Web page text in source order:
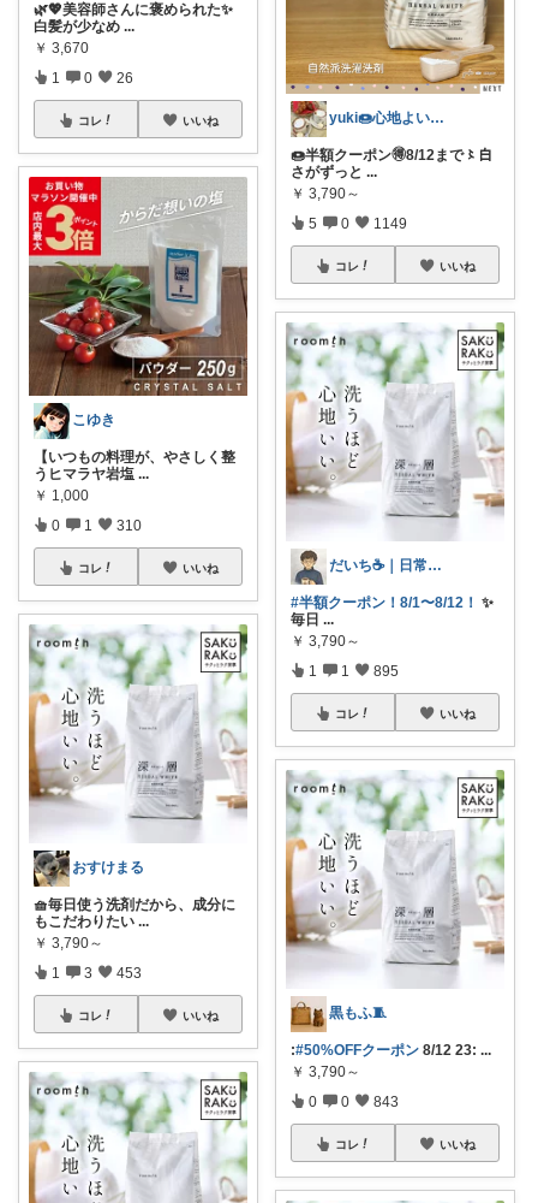
🌿💖美容師さんに褒められた✨
白髪が少なめ ...
￥ 3,670
1 0 26
コレ いいね
こゆき
【いつもの料理が、やさしく整
うヒマラヤ岩塩 ...
￥ 1,000
0 1 310
コレ いいね
おすけまる
🧺毎日使う洗剤だから、成分に
もこだわりたい ...
￥ 3,790～
1 3 453
コレ いいね
yuki🍩心地よいものに囲まれて💛
🍩半額クーポン🉐8/12まで〻白
さがずっと ...
￥ 3,790～
5 0 1149
コレ いいね
だいち☕️｜日常にちょうどいいモノ
#半額クーポン！8/1〜8/12！ ✨
毎日 ...
￥ 3,790～
1 1 895
コレ いいね
黒もふ🧵
:#50%OFFクーポン 8/12 23: ...
￥ 3,790～
0 0 843
コレ いいね